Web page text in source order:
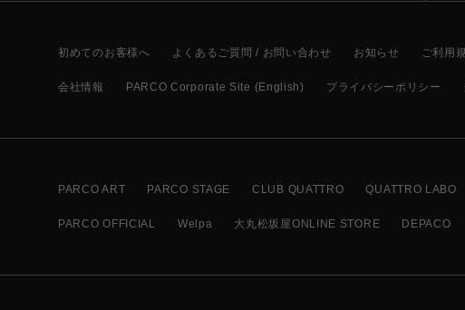
初めてのお客様へ よくあるご質問 / お問い合わせ お知らせ ご利用
会社情報 PARCO Corporate Site (English) プライバシーポリシー
PARCO ART PARCO STAGE CLUB QUATTRO QUATTRO LABO
PARCO OFFICIAL Welpa 大丸松坂屋ONLINE STORE DEPACO